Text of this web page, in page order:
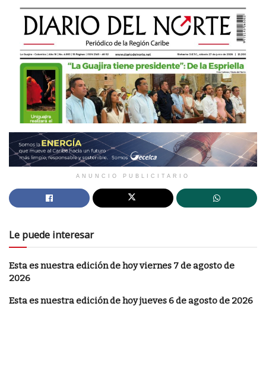
ANUNCIO PUBLICITARIO
Le puede interesar
Esta es nuestra edición de hoy viernes 7 de agosto de
2026
Esta es nuestra edición de hoy jueves 6 de agosto de 2026